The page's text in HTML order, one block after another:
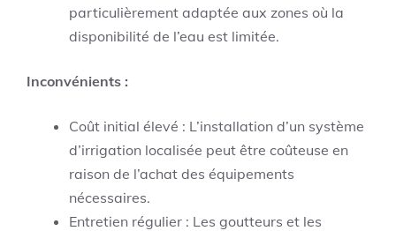
particulièrement adaptée aux zones où la
disponibilité de l’eau est limitée.
Inconvénients :
Coût initial élevé : L’installation d’un système
d’irrigation localisée peut être coûteuse en
raison de l’achat des équipements
nécessaires.
Entretien régulier : Les goutteurs et les